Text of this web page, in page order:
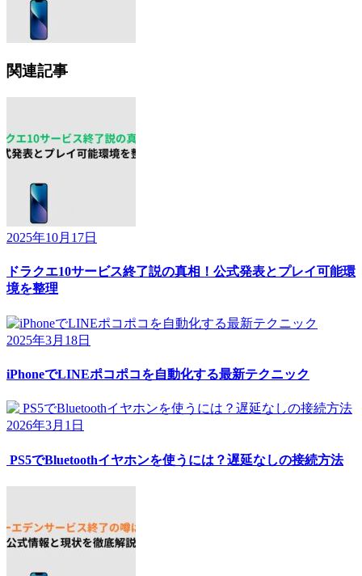
関連記事
2025年10月17日
ドラクエ10サービス終了説の真相！公式発表とプレイ可能環
境を整理
2025年3月18日
iPhoneでLINEポコポコを自動化する最新テクニック
2026年3月1日
PS5でBluetoothイヤホンを使うには？遅延なしの接続方法